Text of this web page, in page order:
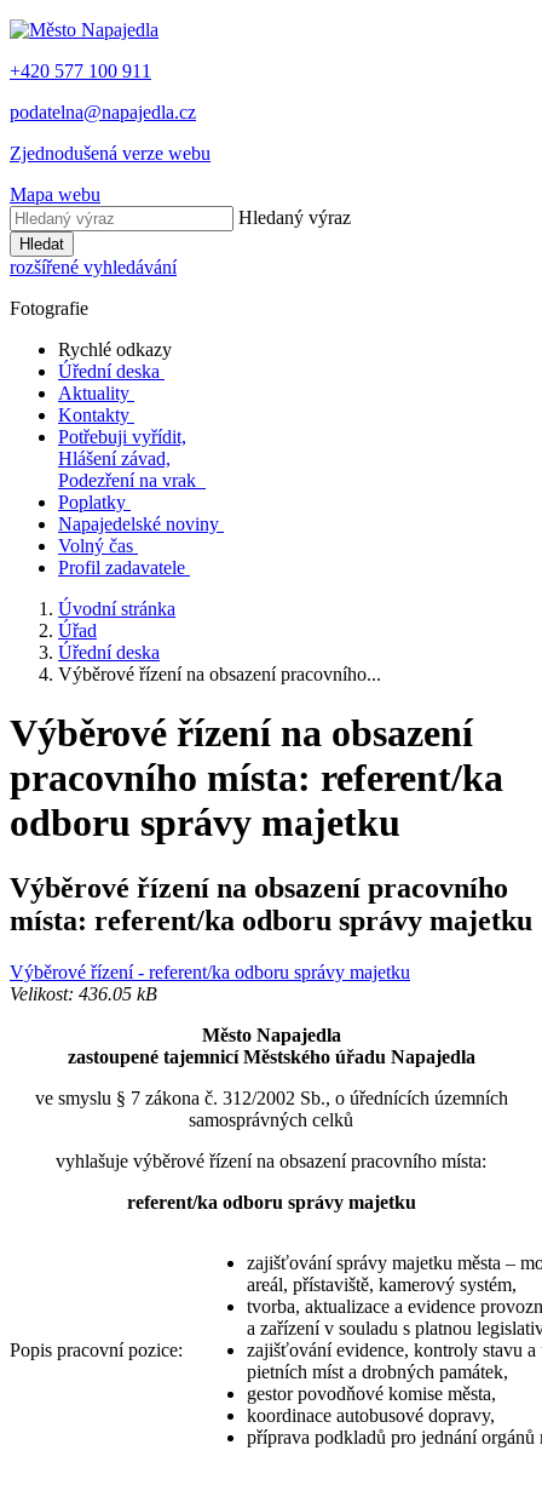
+420 577 100 911
podatelna@napajedla.cz
Zjednodušená verze webu
Mapa webu
Hledaný výraz
Hledat
rozšířené vyhledávání
Fotografie
Rychlé odkazy
Úřední deska
Aktuality
Kontakty
Potřebuji vyřídit,
Hlášení závad,
Podezření na vrak
Poplatky
Napajedelské noviny
Volný čas
Profil zadavatele
Úvodní stránka
Úřad
Úřední deska
Výběrové řízení na obsazení pracovního...
Výběrové řízení na obsazení
pracovního místa: referent/ka
odboru správy majetku
Výběrové řízení na obsazení pracovního
místa: referent/ka odboru správy majetku
Výběrové řízení - referent/ka odboru správy majetku
Velikost: 436.05 kB
Město Napajedla
zastoupené tajemnicí Městského úřadu Napajedla
ve smyslu § 7 zákona č. 312/2002 Sb., o úřednících územních
samosprávných celků
vyhlašuje výběrové řízení na obsazení pracovního místa:
referent/ka odboru správy majetku
Popis pracovní pozice:
zajišťování správy majetku města –
areál, přístaviště, kamerový systém,
tvorba, aktualizace a evidence
a zařízení v souladu s platnou
zajišťování evidence, kontroly stavu
pietních míst a drobných památek,
gestor povodňové komise města,
koordinace autobusové dopravy,
příprava podkladů pro jednání orgánů